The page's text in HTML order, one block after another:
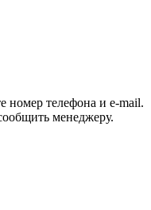
номер телефона и e-mail.
менеджеру.